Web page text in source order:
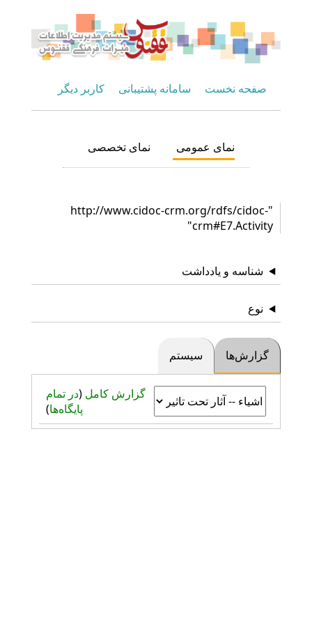
صفحه نخست سامانه پشتیبانی کاربر دیگر
نمای عمومی نمای تخصصی
"http://www.cidoc-crm.org/rdfs/cidoc-
crm#E7.Activity"
شناسه و یادداشت
نوع
گزارش‌ها سیستم
گزارش کامل (در تمام
پایگاه‌ها)